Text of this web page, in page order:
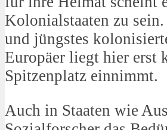
Kolonialstaaten zu
und jüngstes
Europäer liegt hier erst
Spitzenplatz einnimmt.
Auch in Staaten wie